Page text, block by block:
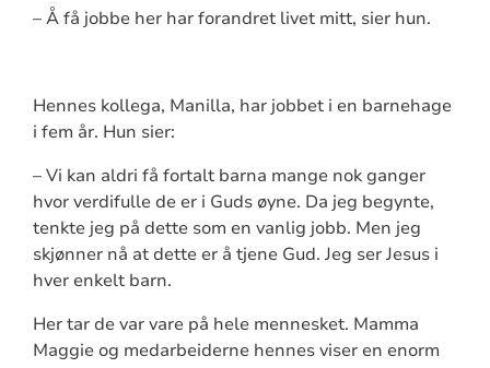
– Å få jobbe her har forandret livet mitt, sier hun.
Hennes kollega, Manilla, har jobbet i en barnehage
i fem år. Hun sier:
– Vi kan aldri få fortalt barna mange nok ganger
hvor verdifulle de er i Guds øyne. Da jeg begynte,
tenkte jeg på dette som en vanlig jobb. Men jeg
skjønner nå at dette er å tjene Gud. Jeg ser Jesus i
hver enkelt barn.
Her tar de var vare på hele mennesket. Mamma
Maggie og medarbeiderne hennes viser en enorm